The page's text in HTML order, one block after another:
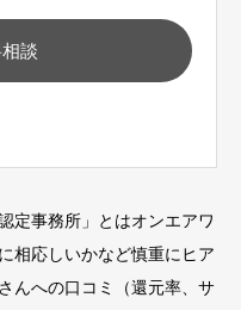
談
定事務所」とはオンエアワ
相応しいかなど慎重にヒア
んへの口コミ（還元率、サ